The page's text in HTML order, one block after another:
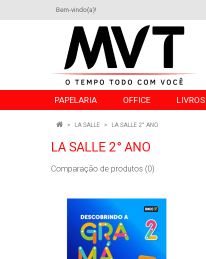
Bem-vindo(a)!
PAPELARIA OFFICE LIVROS
LA SALLE LA SALLE 2° ANO
LA SALLE 2° ANO
Comparação de produtos (0)